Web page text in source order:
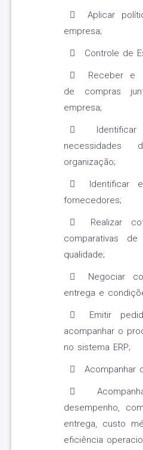
Aplicar
empresa;
Controle de
Receber e
de compras
empresa;
organização;
Identificar
fornecedores;
Realizar
comparativas
qualidade;
Negociar
entrega e
Emitir
acompanhar o
no sistema ERP;
Acompanhar
desempenho,
entrega, custo
eficiência